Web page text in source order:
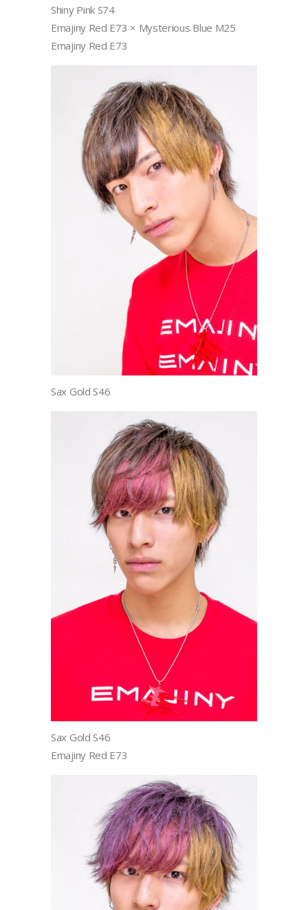
Shiny Pink S74
Emajiny Red E73 × Mysterious Blue M25
Emajiny Red E73
Sax Gold S46
Sax Gold S46
Emajiny Red E73